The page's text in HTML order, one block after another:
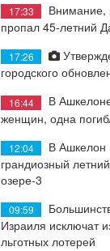
17:33
Внимание,
пропал 45-летний
17:26
городского
16:44
В
женщин, одна
12:04
В Ашкелон
грандиозный
озере-3
09:59
Израиля исключат
льготных лотерей